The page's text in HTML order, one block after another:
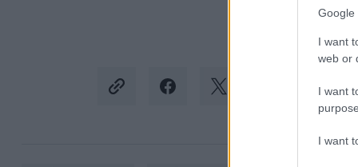
Google
I want
web or
I want
I want